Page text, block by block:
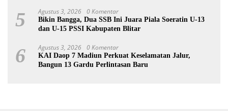
5 Agustus 3, 2026 0 Komentar
Bikin Bangga, Dua SSB Ini Juara Piala Soeratin U-13
dan U-15 PSSI Kabupaten Blitar
6 Agustus 3, 2026 0 Komentar
KAI Daop 7 Madiun Perkuat Keselamatan Jalur,
Bangun 13 Gardu Perlintasan Baru